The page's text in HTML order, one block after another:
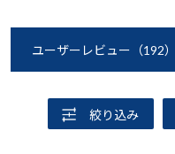
ユーザーレビュー （192）
絞り込み